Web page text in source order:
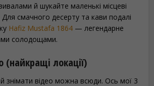
й шукайте маленькі місцеві
Для смачного десерту та кави подалі
Hafiz Mustafa 1864 — легендарне
солодощами.
(найкращі локації)
знімати відео можна всюди. Ось мої 3